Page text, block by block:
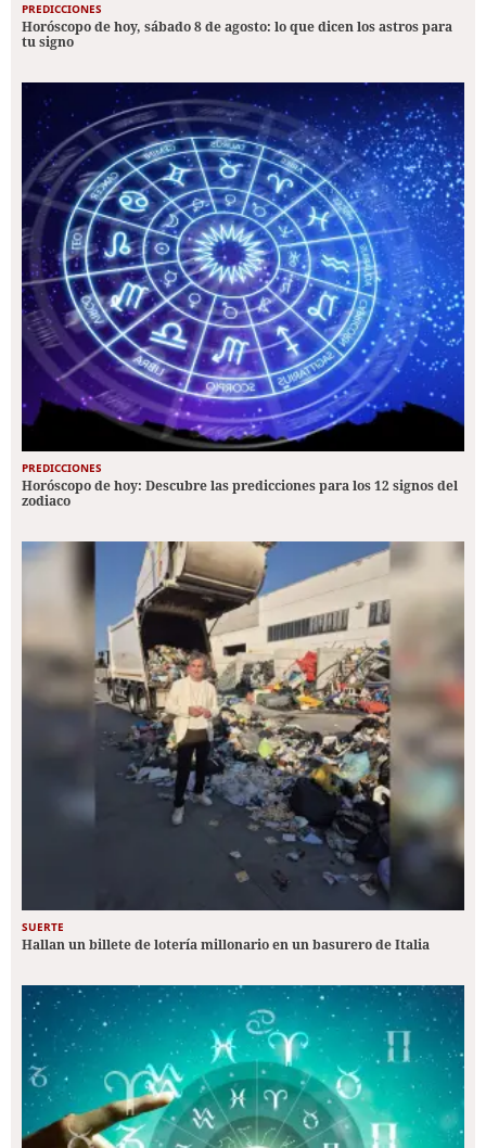
PREDICCIONES
Horóscopo de hoy, sábado 8 de agosto: lo que dicen los astros para
tu signo
PREDICCIONES
Horóscopo de hoy: Descubre las predicciones para los 12 signos del
zodiaco
SUERTE
Hallan un billete de lotería millonario en un basurero de Italia